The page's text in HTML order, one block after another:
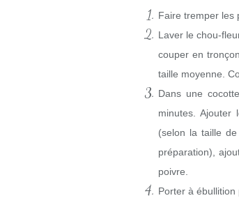
Faire tremper les
Laver le chou-
couper en
taille moyenne.
Dans unecocotte
minutes. Ajouter
(selon la taille
préparation),
poivre.
Porter à